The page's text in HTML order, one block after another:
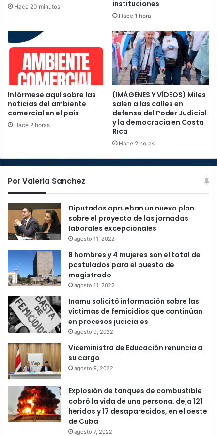
Hace 20 minutos instituciones
Hace 1 hora
Infórmese aquí sobre las
noticias del ambiente
comercial en el país
Hace 2 horas
(IMÁGENES Y VÍDEOS) Miles
salen a las calles en
defensa del Poder Judicial
y la democracia en Costa
Rica
Hace 2 horas
Por Valeria Sanchez
Diputados aprueban un nuevo plan
sobre el proyecto de las jornadas
laborales excepcionales
agosto 11, 2022
8 hombres y 4 mujeres son el total de
postulados para el puesto de
magistrado
agosto 11, 2022
Inamu solicitó información sobre las
víctimas de femicidios que continúan
en procesos judiciales
agosto 9, 2022
Viceministra de Educación renuncia a
su cargo
agosto 9, 2022
Explosión de tanques de combustible
cobró la vida de una persona, deja 121
heridos y 17 desaparecidos, en el oeste
de Cuba
agosto 7, 2022